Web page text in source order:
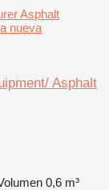
Asphalt
nueva
Asphalt
0,6 m³